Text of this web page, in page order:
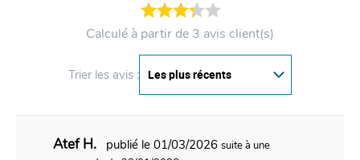
Calculé à partir de 3 avis client(s)
Trier les avis :
Atef H. publié le 01/03/2026 suite à une